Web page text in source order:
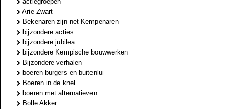
Arie Zwart
Bekenaren zijn net Kempenaren
bijzondere acties
bijzondere jubilea
bijzondere Kempische bouwwerken
Bijzondere verhalen
boeren burgers en buitenlui
Boeren in de knel
boeren met alternatieven
Bolle Akker